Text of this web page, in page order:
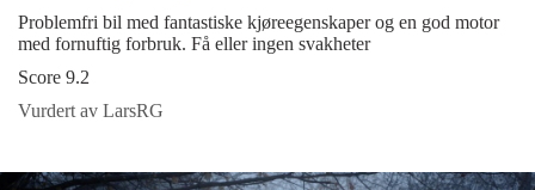
Problemfri bil med fantastiske kjøreegenskaper og en god motor
med fornuftig forbruk. Få eller ingen svakheter
Score 9.2
Vurdert av LarsRG